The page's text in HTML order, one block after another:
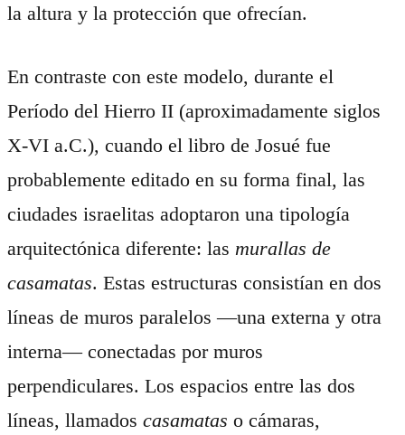
la altura y la protección que ofrecían.
En contraste con este modelo, durante el
Período del Hierro II (aproximadamente siglos
X-VI a.C.), cuando el libro de Josué fue
probablemente editado en su forma final, las
ciudades israelitas adoptaron una tipología
arquitectónica diferente: las murallas de
casamatas. Estas estructuras consistían en dos
líneas de muros paralelos —una externa y otra
interna— conectadas por muros
perpendiculares. Los espacios entre las dos
líneas, llamados casamatas o cámaras,